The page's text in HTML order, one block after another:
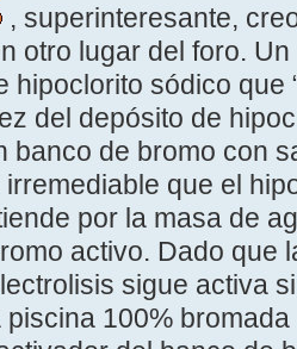
, superinteresante,
otro lugar del foro.
hipoclorito sódico que
del depósito de
banco de bromo con
que el
por la masa de
activo. Dado que
sigue activa
100%